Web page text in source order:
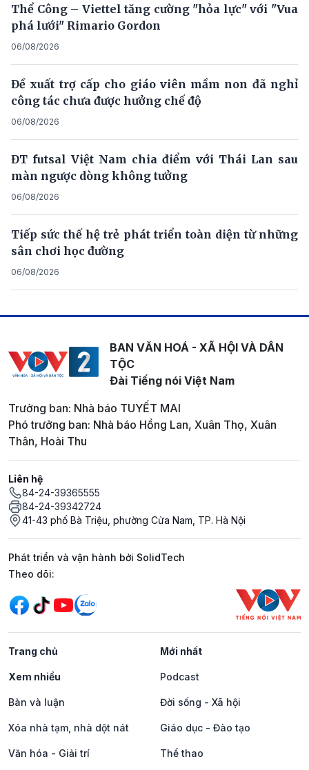
Thể Công – Viettel tăng cường "hỏa lực" với "Vua
phá lưới" Rimario Gordon
06/08/2026
Đề xuất trợ cấp cho giáo viên mầm non đã nghỉ
công tác chưa được hưởng chế độ
06/08/2026
ĐT futsal Việt Nam chia điểm với Thái Lan sau
màn ngược dòng không tưởng
06/08/2026
Tiếp sức thế hệ trẻ phát triển toàn diện từ những
sân chơi học đường
06/08/2026
BAN VĂN HOÁ - XÃ HỘI VÀ DÂN
TỘC
Đài Tiếng nói Việt Nam
Trưởng ban: Nhà báo TUYẾT MAI
Phó trưởng ban: Nhà báo Hồng Lan, Xuân Thọ, Xuân
Thân, Hoài Thu
Liên hệ
84-24-39365555
84-24-39342724
41-43 phố Bà Triệu, phường Cửa Nam, TP. Hà Nội
Phát triển và vận hành bởi SolidTech
Mạng xã hội
Theo dõi:
Trang chủ Mới nhất
Xem nhiều Podcast
Bàn và luận Đời sống - Xã hội
Xóa nhà tạm, nhà dột nát Giáo dục - Đào tạo
Văn hóa - Giải trí Thể thao